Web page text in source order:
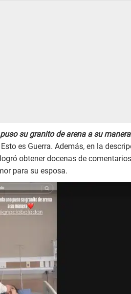
su granito de arena a su
es Guerra. Además, en la
obtener docenas de
para su esposa.